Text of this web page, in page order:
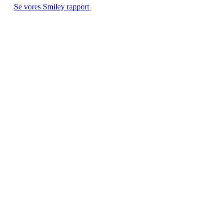
Se vores Smiley rapport